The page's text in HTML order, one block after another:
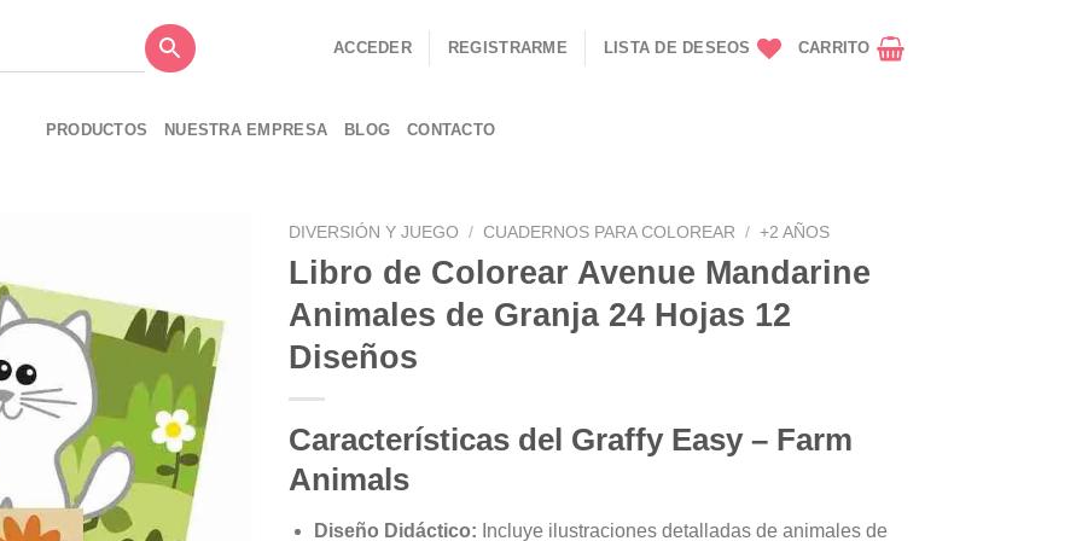
ACCEDER REGISTRARME LISTA DE DESEOS CARRITO
PRODUCTOS NUESTRA EMPRESA BLOG CONTACTO
a la
lista de
deseos
DIVERSIÓN Y JUEGO / CUADERNOS PARA COLOREAR / +2 AÑOS
Libro de Colorear Avenue Mandarine
Animales de Granja 24 Hojas 12
Diseños
Características del Graffy Easy – Farm
Animals
Diseño Didáctico: Incluye ilustraciones detalladas de animales de